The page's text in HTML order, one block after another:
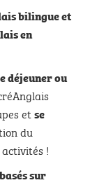
bilingue et
en
déjeuner ou
etse
du
!
sur